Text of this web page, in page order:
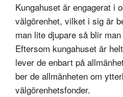
Kungahuset är engagerat i
välgörenhet, vilket i sig är
man lite djupare så blir
Eftersom kungahuset är
lever de enbart på
ber de allmänheten om
välgörenhetsfonder.